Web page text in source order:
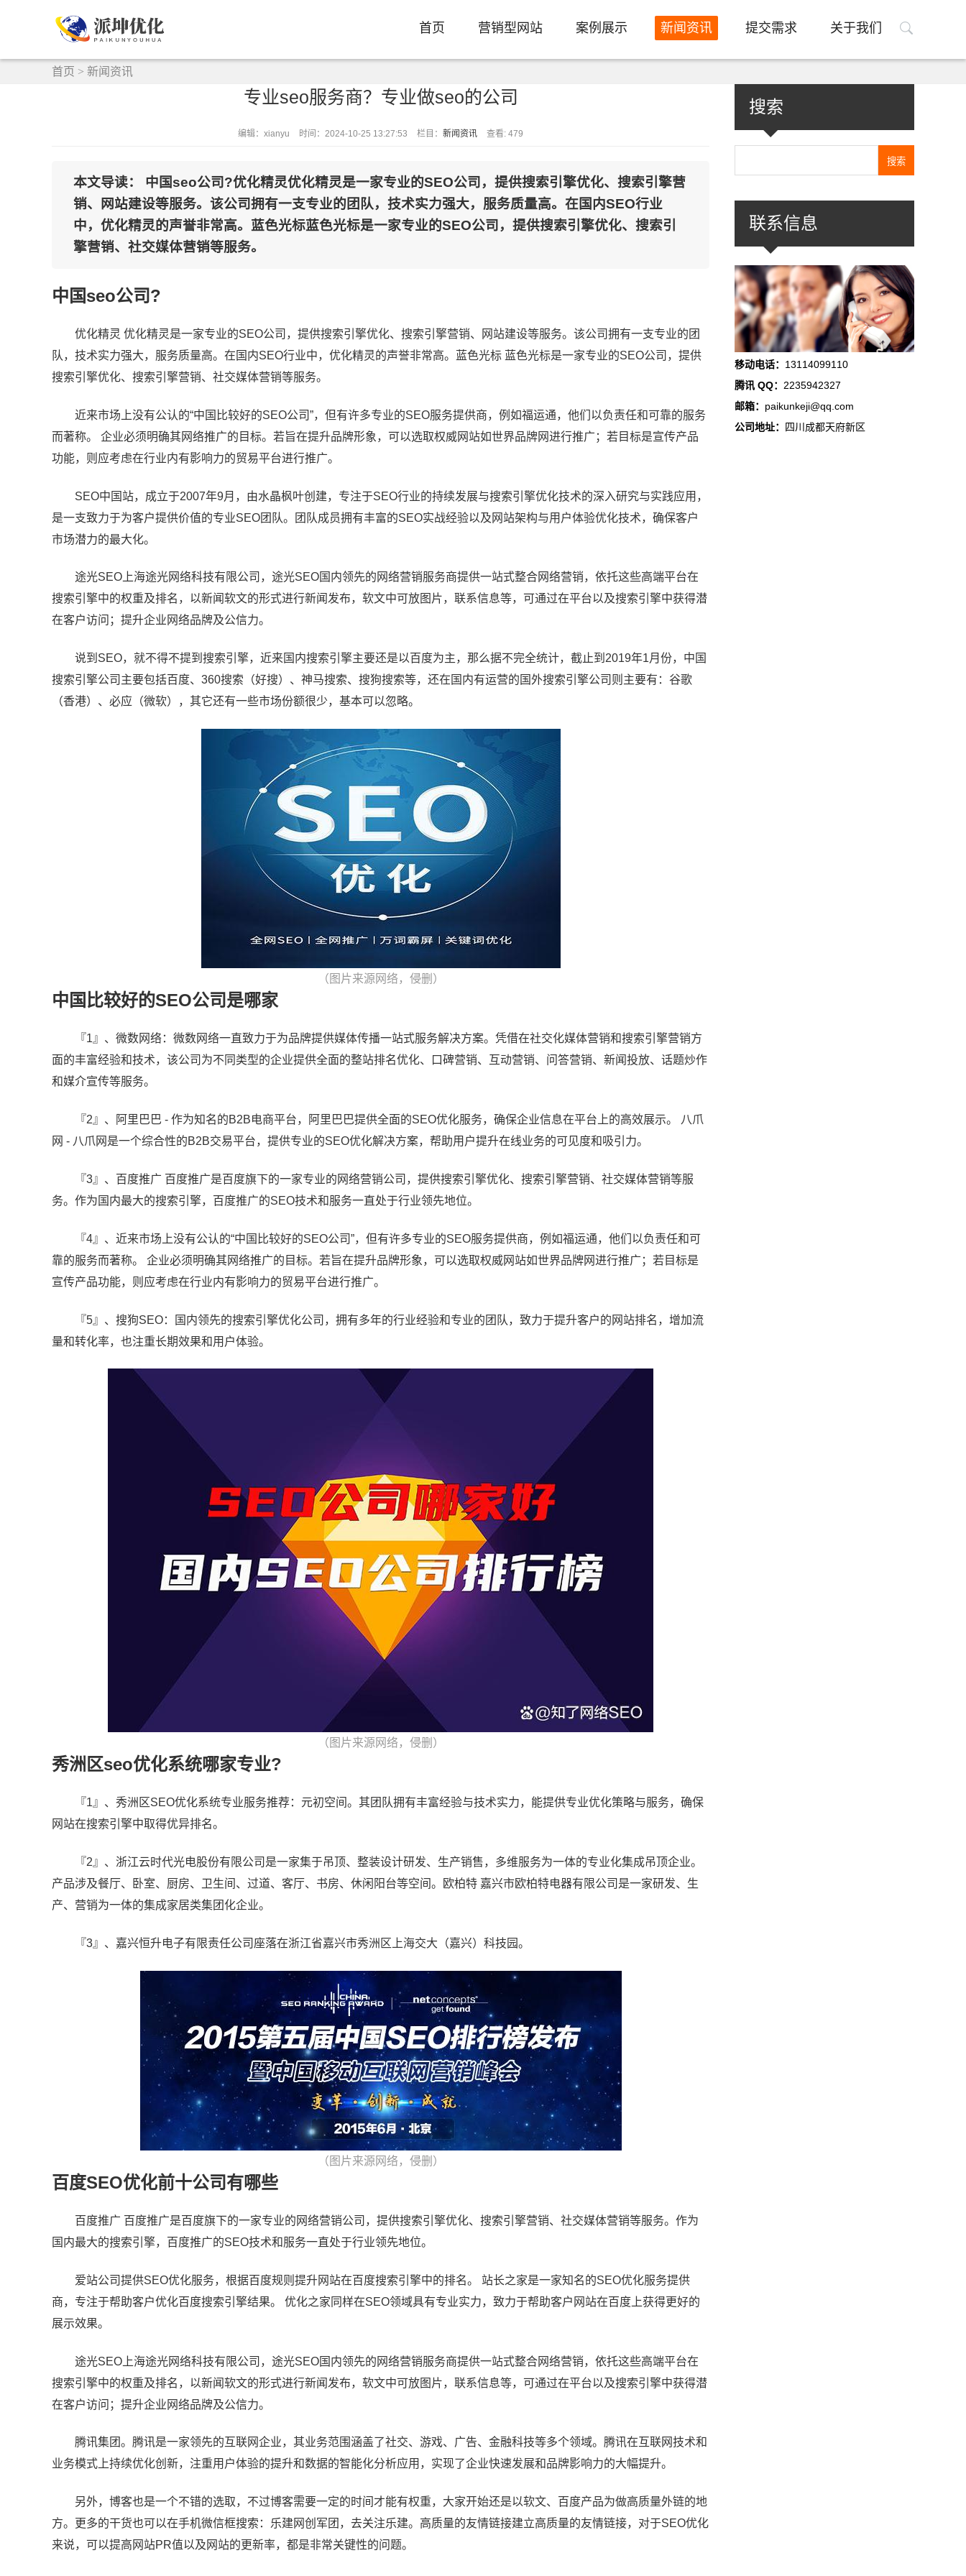
首页 营销型网站 案例展示 新闻资讯 提交需求 关于我们
首页 > 新闻资讯
搜索
联系信息
移动电话： 13114099110
腾讯 QQ： 2235942327
邮箱： paikunkeji@qq.com
公司地址：
四川成都天府新区
专业seo服务商？专业做seo的公司
编辑：xianyu 时间：2024-10-25 13:27:53 栏目： 新闻资讯 查看: 479
本文导读： 中国seo公司?优化精灵优化精灵是一家专业的SEO公司，提供搜索引擎优化、搜索引擎营
销、网站建设等服务。该公司拥有一支专业的团队，技术实力强大，服务质量高。在国内SEO行业
中，优化精灵的声誉非常高。蓝色光标蓝色光标是一家专业的SEO公司，提供搜索引擎优化、搜索引
擎营销、社交媒体营销等服务。
中国seo公司?
优化精灵 优化精灵是一家专业的SEO公司，提供搜索引擎优化、搜索引擎营销、网站建设等服务。该公司拥有一支专业的团
队，技术实力强大，服务质量高。在国内SEO行业中，优化精灵的声誉非常高。蓝色光标 蓝色光标是一家专业的SEO公司，提供
搜索引擎优化、搜索引擎营销、社交媒体营销等服务。
近来市场上没有公认的“中国比较好的SEO公司”，但有许多专业的SEO服务提供商，例如福运通，他们以负责任和可靠的服务
而著称。 企业必须明确其网络推广的目标。若旨在提升品牌形象，可以选取权威网站如世界品牌网进行推广；若目标是宣传产品
功能，则应考虑在行业内有影响力的贸易平台进行推广。
SEO中国站，成立于2007年9月，由水晶枫叶创建，专注于SEO行业的持续发展与搜索引擎优化技术的深入研究与实践应用，
是一支致力于为客户提供价值的专业SEO团队。团队成员拥有丰富的SEO实战经验以及网站架构与用户体验优化技术，确保客户
市场潜力的最大化。
途光SEO上海途光网络科技有限公司，途光SEO国内领先的网络营销服务商提供一站式整合网络营销，依托这些高端平台在
搜索引擎中的权重及排名，以新闻软文的形式进行新闻发布，软文中可放图片，联系信息等，可通过在平台以及搜索引擎中获得潜
在客户访问；提升企业网络品牌及公信力。
说到SEO，就不得不提到搜索引擎，近来国内搜索引擎主要还是以百度为主，那么据不完全统计，截止到2019年1月份，中国
搜索引擎公司主要包括百度、360搜索（好搜）、神马搜索、搜狗搜索等，还在国内有运营的国外搜索引擎公司则主要有：谷歌
（香港）、必应（微软），其它还有一些市场份额很少，基本可以忽略。
（图片来源网络，侵删）
中国比较好的SEO公司是哪家
『1』、微数网络：微数网络一直致力于为品牌提供媒体传播一站式服务解决方案。凭借在社交化媒体营销和搜索引擎营销方
面的丰富经验和技术，该公司为不同类型的企业提供全面的整站排名优化、口碑营销、互动营销、问答营销、新闻投放、话题炒作
和媒介宣传等服务。
『2』、阿里巴巴 - 作为知名的B2B电商平台，阿里巴巴提供全面的SEO优化服务，确保企业信息在平台上的高效展示。 八爪
网 - 八爪网是一个综合性的B2B交易平台，提供专业的SEO优化解决方案，帮助用户提升在线业务的可见度和吸引力。
『3』、百度推广 百度推广是百度旗下的一家专业的网络营销公司，提供搜索引擎优化、搜索引擎营销、社交媒体营销等服
务。作为国内最大的搜索引擎，百度推广的SEO技术和服务一直处于行业领先地位。
『4』、近来市场上没有公认的“中国比较好的SEO公司”，但有许多专业的SEO服务提供商，例如福运通，他们以负责任和可
靠的服务而著称。 企业必须明确其网络推广的目标。若旨在提升品牌形象，可以选取权威网站如世界品牌网进行推广；若目标是
宣传产品功能，则应考虑在行业内有影响力的贸易平台进行推广。
『5』、搜狗SEO：国内领先的搜索引擎优化公司，拥有多年的行业经验和专业的团队，致力于提升客户的网站排名，增加流
量和转化率，也注重长期效果和用户体验。
（图片来源网络，侵删）
秀洲区seo优化系统哪家专业?
『1』、秀洲区SEO优化系统专业服务推荐：元初空间。其团队拥有丰富经验与技术实力，能提供专业优化策略与服务，确保
网站在搜索引擎中取得优异排名。
『2』、浙江云时代光电股份有限公司是一家集于吊顶、整装设计研发、生产销售，多维服务为一体的专业化集成吊顶企业。
产品涉及餐厅、卧室、厨房、卫生间、过道、客厅、书房、休闲阳台等空间。欧柏特 嘉兴市欧柏特电器有限公司是一家研发、生
产、营销为一体的集成家居类集团化企业。
『3』、嘉兴恒升电子有限责任公司座落在浙江省嘉兴市秀洲区上海交大（嘉兴）科技园。
（图片来源网络，侵删）
百度SEO优化前十公司有哪些
百度推广 百度推广是百度旗下的一家专业的网络营销公司，提供搜索引擎优化、搜索引擎营销、社交媒体营销等服务。作为
国内最大的搜索引擎，百度推广的SEO技术和服务一直处于行业领先地位。
爱站公司提供SEO优化服务，根据百度规则提升网站在百度搜索引擎中的排名。 站长之家是一家知名的SEO优化服务提供
商，专注于帮助客户优化百度搜索引擎结果。 优化之家同样在SEO领域具有专业实力，致力于帮助客户网站在百度上获得更好的
展示效果。
途光SEO上海途光网络科技有限公司，途光SEO国内领先的网络营销服务商提供一站式整合网络营销，依托这些高端平台在
搜索引擎中的权重及排名，以新闻软文的形式进行新闻发布，软文中可放图片，联系信息等，可通过在平台以及搜索引擎中获得潜
在客户访问；提升企业网络品牌及公信力。
腾讯集团。腾讯是一家领先的互联网企业，其业务范围涵盖了社交、游戏、广告、金融科技等多个领域。腾讯在互联网技术和
业务模式上持续优化创新，注重用户体验的提升和数据的智能化分析应用，实现了企业快速发展和品牌影响力的大幅提升。
另外，博客也是一个不错的选取，不过博客需要一定的时间才能有权重，大家开始还是以软文、百度产品为做高质量外链的地
方。更多的干货也可以在手机微信框搜索：乐建网创军团，去关注乐建。高质量的友情链接建立高质量的友情链接，对于SEO优化
来说，可以提高网站PR值以及网站的更新率，都是非常关键性的问题。